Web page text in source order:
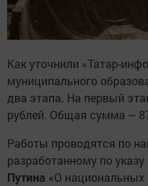
Как уточнили «Татар-
муниципального
два этапа. На первый
рублей. Общая сумма –
Работы проводятся по
разработанному по
Путина «О национальных